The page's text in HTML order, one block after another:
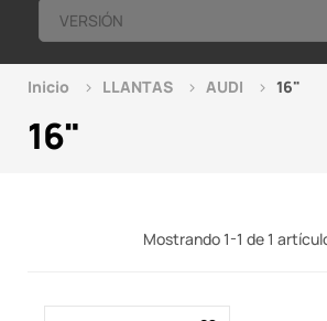
16"
Inicio LLANTAS AUDI 16"
Mostrando 1-1 de 1